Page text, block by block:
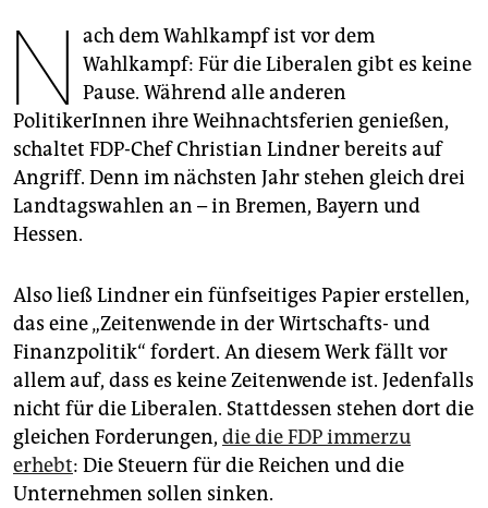
genossenschaft
epaper login
N ach dem Wahlkampf ist vor dem
Wahlkampf: Für die Liberalen gibt es keine
Pause. Während alle anderen
PolitikerInnen ihre Weihnachtsferien genießen,
schaltet FDP-Chef Christian Lindner bereits auf
Angriff. Denn im nächsten Jahr stehen gleich drei
Landtagswahlen an – in Bremen, Bayern und
Hessen.
Also ließ Lindner ein fünfseitiges Papier erstellen,
das eine „Zeitenwende in der Wirtschafts- und
Finanzpolitik“ fordert. An diesem Werk fällt vor
allem auf, dass es keine Zeitenwende ist. Jedenfalls
nicht für die Liberalen. Stattdessen stehen dort die
gleichen Forderungen, die die FDP immerzu
erhebt: Die Steuern für die Reichen und die
Unternehmen sollen sinken.